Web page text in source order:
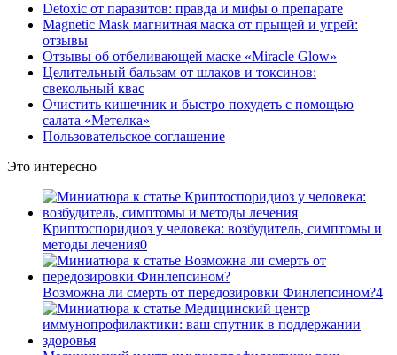
Detoxic от паразитов: правда и мифы о препарате
Magnetic Mask магнитная маска от прыщей и угрей:
отзывы
Отзывы об отбеливающей маске «Miracle Glow»
Целительный бальзам от шлаков и токсинов:
свекольный квас
Очистить кишечник и быстро похудеть с помощью
салата «Метелка»
Пользовательское соглашение
Это интересно
Криптоспоридиоз у человека: возбудитель, симптомы и
методы лечения0
Возможна ли смерть от передозировки Финлепсином?4